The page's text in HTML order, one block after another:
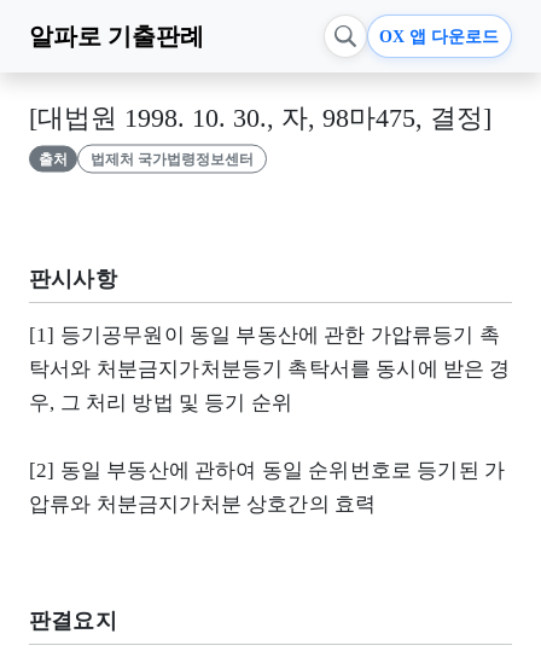
알파로 기출판례 OX 앱 다운로드
[대법원 1998. 10. 30., 자, 98마475, 결정]
출처 법제처 국가법령정보센터
판시사항
[1] 등기공무원이 동일 부동산에 관한 가압류등기 촉
탁서와 처분금지가처분등기 촉탁서를 동시에 받은 경
우, 그 처리 방법 및 등기 순위
[2] 동일 부동산에 관하여 동일 순위번호로 등기된 가
압류와 처분금지가처분 상호간의 효력
판결요지